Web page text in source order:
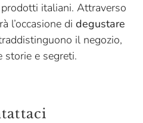
italiani. Attraverso
l’occasione di degustare
il negozio,
storie e segreti.